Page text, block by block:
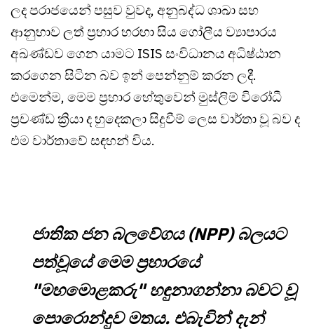
ලද පරාජයෙන් පසුව වුවද, අනුබද්ධ ශාඛා සහ
ආනුභාව ලත් ප්‍රහාර හරහා සිය ගෝලීය ව්‍යාපාරය
අඛණ්ඩව ගෙන යාමට ISIS සංවිධානය අධිෂ්ඨාන
කරගෙන සිටින බව ඉන් පෙන්නුම් කරන ලදී.
එමෙන්ම, මෙම ප්‍රහාර හේතුවෙන් මුස්ලිම් විරෝධී
ප්‍රචණ්ඩ ක්‍රියා ද හුදෙකලා සිදුවීම් ලෙස වාර්තා වූ බව ද
එම වාර්තාවේ සඳහන් විය.
ජාතික ජන බලවේගය (NPP) බලයට
පත්වූයේ මෙම ප්‍රහාරයේ
"මහමොළකරු" හඳුනාගන්නා බවට වූ
පොරොන්දුව මතය. එබැවින් දැන්